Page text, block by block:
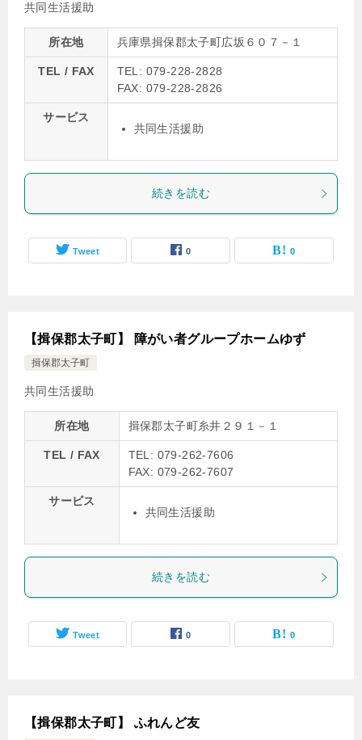
共同生活援助
所在地 兵庫県揖保郡太子町広坂６０７－１
TEL / FAX
TEL: 079-228-2828
FAX: 079-228-2826
サービス
共同生活援助
続きを読む
Tweet 0 0
【揖保郡太子町】 障がい者グループホームゆず
揖保郡太子町
共同生活援助
所在地 揖保郡太子町糸井２９１－１
TEL / FAX
TEL: 079-262-7606
FAX: 079-262-7607
サービス
共同生活援助
続きを読む
Tweet 0 0
【揖保郡太子町】 ふれんど友